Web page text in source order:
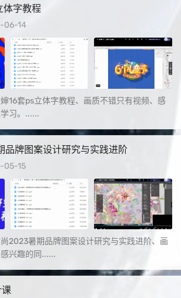
体字教程
06-14
16套ps立体字教程、画质不错只有视频、感
习。......
品牌图案设计研究与实践进阶
05-15
2023暑期品牌图案设计研究与实践进阶、画
兴趣的同......
课